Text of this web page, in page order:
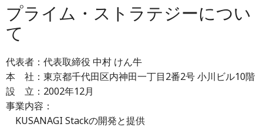
プライム・ストラテジーについ
て
代表者：代表取締役 中村 けん牛
本 社：東京都千代田区内神田一丁目2番2号 小川ビル10階
設 立：2002年12月
事業内容：
KUSANAGI Stackの開発と提供